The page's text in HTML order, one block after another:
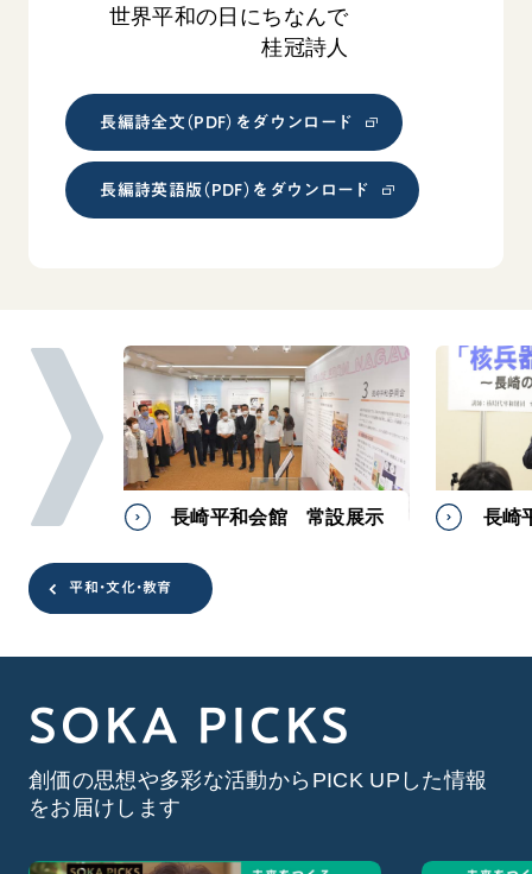
世界平和の日にちなんで
桂冠詩人
長編詩全文（PDF）をダウンロード
長編詩英語版（PDF）をダウンロード
長崎平和会館 常設展示 長崎
平和・文化・教育
SOKA PICKS
創価の思想や多彩な活動からPICK UPした情報
をお届けします